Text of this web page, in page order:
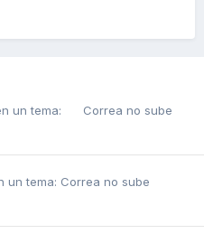
un tema:
Correa no sube
un tema: Correa no sube